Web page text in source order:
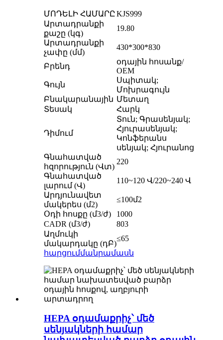
ՄՈԴԵԼԻ ՀԱՄԱՐԸKJS999
Արտադրանքի
քաշը (կգ)
19.80
Արտադրանքի
չափը (մմ)
430*300*830
Բրենդ
օդային հոսանք/
OEM
Գույն
Սպիտակ;
Մոխրագույն
Բնակարանային Մետաղ
Տեսակ
Հարկ
Դիմում
Տուն; Գրասենյակ;
Հյուրասենյակ;
Կոնֆերանս
սենյակ; Հյուրանոց
Գնահատված
հզորություն (Վտ)
220
Գնահատված
լարում (Վ)
110~120 Վ/220~240 Վ
Արդյունավետ
մակերես (մ2)
≤100մ2
Օդի հոսքը (մ3/ժ)
1000
CADR (մ3/ժ)
803
Աղմուկի
մակարդակը (դԲ)
≤65
հարցումմանրամասն
HEPA օդամաքրիչ՝ մեծ
սենյակների համար